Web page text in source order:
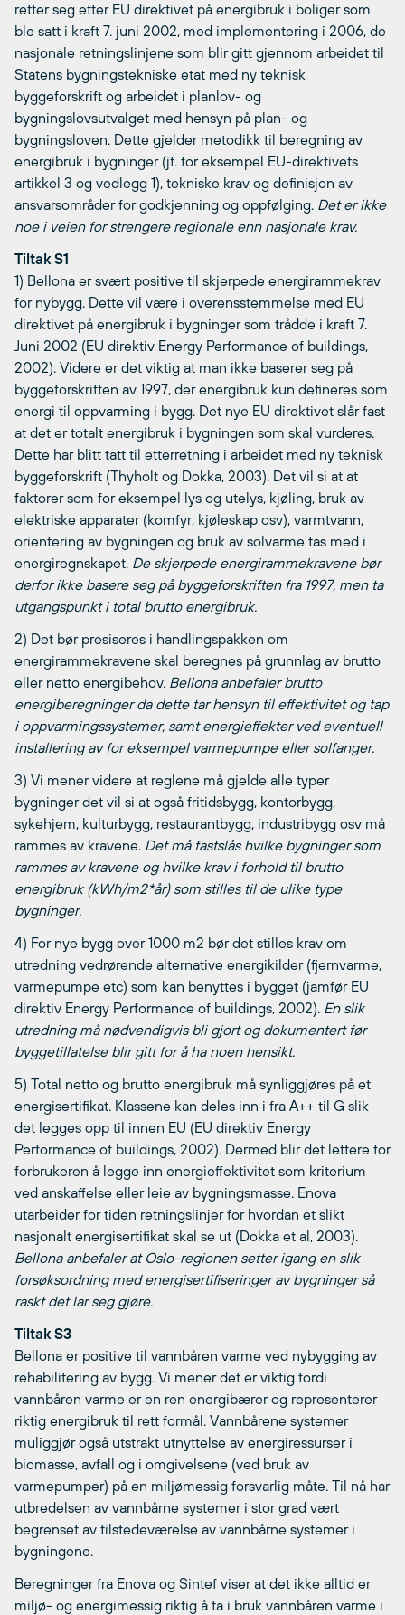
retter seg etter EU direktivet på energibruk i boliger som
ble satt i kraft 7. juni 2002, med implementering i 2006, de
nasjonale retningslinjene som blir gitt gjennom arbeidet til
Statens bygningstekniske etat med ny teknisk
byggeforskrift og arbeidet i planlov- og
bygningslovsutvalget med hensyn på plan- og
bygningsloven. Dette gjelder metodikk til beregning av
energibruk i bygninger (jf. for eksempel EU-direktivets
artikkel 3 og vedlegg 1), tekniske krav og definisjon av
ansvarsområder for godkjenning og oppfølging. Det er ikke
noe i veien for strengere regionale enn nasjonale krav.
Tiltak S1
1) Bellona er svært positive til skjerpede energirammekrav
for nybygg. Dette vil være i overensstemmelse med EU
direktivet på energibruk i bygninger som trådde i kraft 7.
Juni 2002 (EU direktiv Energy Performance of buildings,
2002). Videre er det viktig at man ikke baserer seg på
byggeforskriften av 1997, der energibruk kun defineres som
energi til oppvarming i bygg. Det nye EU direktivet slår fast
at det er totalt energibruk i bygningen som skal vurderes.
Dette har blitt tatt til etterretning i arbeidet med ny teknisk
byggeforskrift (Thyholt og Dokka, 2003). Det vil si at at
faktorer som for eksempel lys og utelys, kjøling, bruk av
elektriske apparater (komfyr, kjøleskap osv), varmtvann,
orientering av bygningen og bruk av solvarme tas med i
energiregnskapet. De skjerpede energirammekravene bør
derfor ikke basere seg på byggeforskriften fra 1997, men ta
utgangspunkt i total brutto energibruk.
2) Det bør presiseres i handlingspakken om
energirammekravene skal beregnes på grunnlag av brutto
eller netto energibehov. Bellona anbefaler brutto
energiberegninger da dette tar hensyn til effektivitet og tap
i oppvarmingssystemer, samt energieffekter ved eventuell
installering av for eksempel varmepumpe eller solfanger.
3) Vi mener videre at reglene må gjelde alle typer
bygninger det vil si at også fritidsbygg, kontorbygg,
sykehjem, kulturbygg, restaurantbygg, industribygg osv må
rammes av kravene. Det må fastslås hvilke bygninger som
rammes av kravene og hvilke krav i forhold til brutto
energibruk (kWh/m2*år) som stilles til de ulike type
bygninger.
4) For nye bygg over 1000 m2 bør det stilles krav om
utredning vedrørende alternative energikilder (fjernvarme,
varmepumpe etc) som kan benyttes i bygget (jamfør EU
direktiv Energy Performance of buildings, 2002). En slik
utredning må nødvendigvis bli gjort og dokumentert før
byggetillatelse blir gitt for å ha noen hensikt.
5) Total netto og brutto energibruk må synliggjøres på et
energisertifikat. Klassene kan deles inn i fra A++ til G slik
det legges opp til innen EU (EU direktiv Energy
Performance of buildings, 2002). Dermed blir det lettere for
forbrukeren å legge inn energieffektivitet som kriterium
ved anskaffelse eller leie av bygningsmasse. Enova
utarbeider for tiden retningslinjer for hvordan et slikt
nasjonalt energisertifikat skal se ut (Dokka et al, 2003).
Bellona anbefaler at Oslo-regionen setter igang en slik
forsøksordning med energisertifiseringer av bygninger så
raskt det lar seg gjøre.
Tiltak S3
Bellona er positive til vannbåren varme ved nybygging av
rehabilitering av bygg. Vi mener det er viktig fordi
vannbåren varme er en ren energibærer og representerer
riktig energibruk til rett formål. Vannbårene systemer
muliggjør også utstrakt utnyttelse av energiressurser i
biomasse, avfall og i omgivelsene (ved bruk av
varmepumper) på en miljømessig forsvarlig måte. Til nå har
utbredelsen av vannbårne systemer i stor grad vært
begrenset av tilstedeværelse av vannbårne systemer i
bygningene.
Beregninger fra Enova og Sintef viser at det ikke alltid er
miljø- og energimessig riktig å ta i bruk vannbåren varme i